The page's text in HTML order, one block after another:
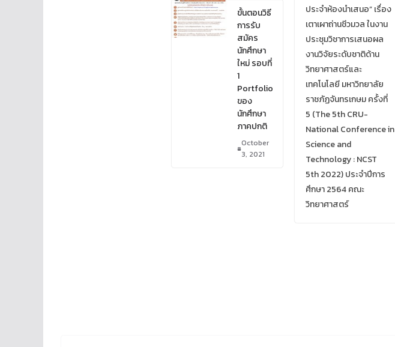
ขั้นตอนวิธี
การรับ
สมัคร
นักศึกษา
ใหม่ รอบที่
1
Portfolio
ของ
นักศึกษา
ภาคปกติ
October
3, 2021
ประจำห้องนำเสนอ” เรื่อง
เตาเผาถ่านชีวมวล ในงาน
ประชุมวิชาการเสนอผล
งานวิจัยระดับชาติด้าน
วิทยาศาสตร์และ
เทคโนโลยี มหาวิทยาลัย
ราชภัฏจันทรเกษม ครั้งที่
5 (The 5th CRU-
National Conference in
Science and
Technology : NCST
5th 2022) ประจำปีการ
ศึกษา 2564 คณะ
วิทยาศาสตร์